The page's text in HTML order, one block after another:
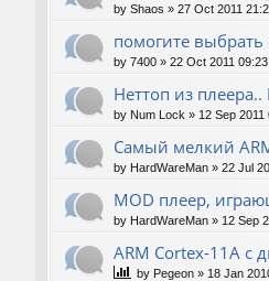
by Shaos » 27 Oct 2011
помогите выбрать
by 7400 » 22 Oct 2011 09:23
Неттоп из
by Num Lock » 12 Sep 2011
Самый мелкий
by HardWareMan » 22 Jul
MOD плеер,
by HardWareMan » 12 Sep
ARM Cortex-11A с
by Pegeon » 18 Jan